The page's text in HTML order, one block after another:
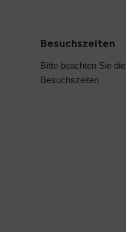
Besuchszeiten
Bitte beachten Sie die
Besuchszeiten